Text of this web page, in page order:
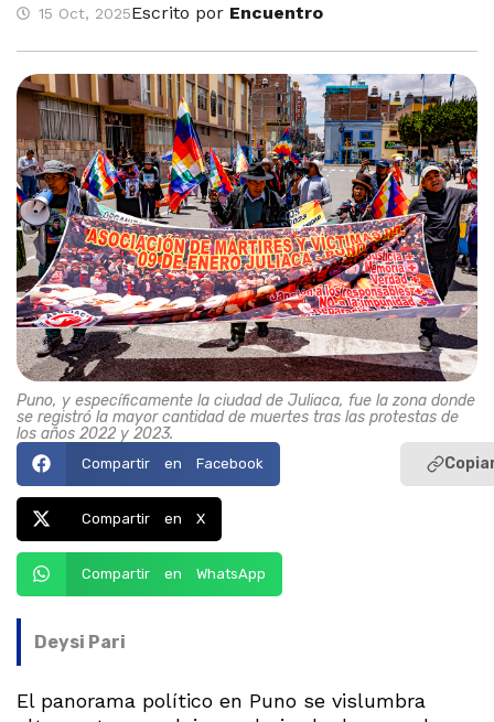
15 Oct, 2025Escrito por Encuentro
Puno, y específicamente la ciudad de Juliaca, fue la zona donde
se registró la mayor cantidad de muertes tras las protestas de
los años 2022 y 2023.
Compartir en Facebook
Compartir en X
Compartir en WhatsApp
Deysi Pari
El panorama político en Puno se vislumbra